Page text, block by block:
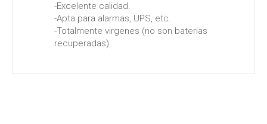
-Excelente calidad.
-Apta para alarmas, UPS, etc.
-Totalmente virgenes (no son baterias
recuperadas)